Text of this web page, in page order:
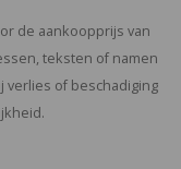
de aankoopprijs van
teksten of namen
verlies of beschadiging